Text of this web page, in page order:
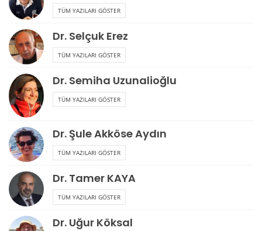
TÜM YAZILARI GÖSTER
Dr. Selçuk Erez
TÜM YAZILARI GÖSTER
Dr. Semiha Uzunalioğlu
TÜM YAZILARI GÖSTER
Dr. Şule Akköse Aydın
TÜM YAZILARI GÖSTER
Dr. Tamer KAYA
TÜM YAZILARI GÖSTER
Dr. Uğur Köksal